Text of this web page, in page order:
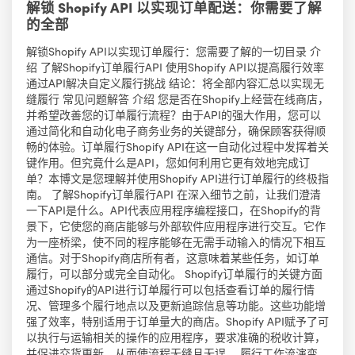
解锁 Shopify API 以实现订单配送：你需要了解
的全部
解锁Shopify API以实现订单履行：您需要了解的一切目录 介
绍 了解Shopify订单履行API 使用Shopify API以提高履行效率
通过API解决自定义履行挑战 结论：将全部内容汇总以实现无
缝履行 常见问题解答 介绍 您是否在Shopify上经营在线商店，
并希望改善您的订单履行流程？由于API的强大作用，您可以
通过简化和自动化电子商务业务的关键部分，确保顾客获得顺
畅的体验。订单履行Shopify API在这一自动化过程中发挥着关
键作用。但究竟什么是API，您如何利用它更有效地完成订
单？本博文是您理解并使用Shopify API进行订单履行的终极指
南。 了解Shopify订单履行API 在深入细节之前，让我们澄清
一下API是什么。API代表应用程序编程接口，在Shopify的背
景下，它使您的商店能够与外部软件应用程序进行交互。它作
为一座桥梁，使不同的程序能够在无需手动输入的情况下相互
通信。对于Shopify商店所有者，这意味着某些任务，如订单
履行，可以部分或完全自动化。 Shopify订单履行的关键方面
通过Shopify的API进行订单履行可以包括查看订单的履行情
况、管理多个履行地点以及更新追踪信息等功能。这些功能增
强了效率，特别适用于订单量大的商店。Shopify API赋予了可
以执行与运输相关的操作的应用程序，要求准确的税收计算，